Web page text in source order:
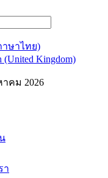
าคม 2026
า